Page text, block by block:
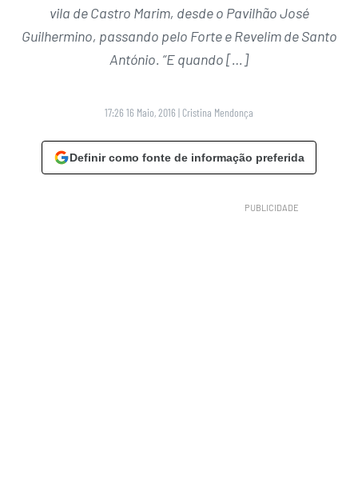
vila de Castro Marim, desde o Pavilhão José
Guilhermino, passando pelo Forte e Revelim de Santo
António. “E quando […]
17:26 16 Maio, 2016 | Cristina Mendonça
Definir como fonte de informação preferida